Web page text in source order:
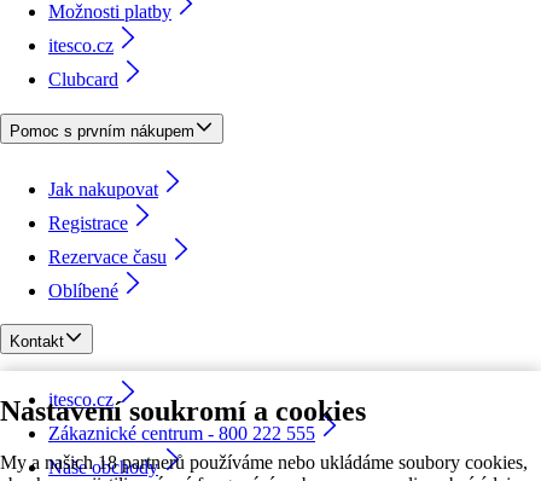
Nastavení soukromí a cookies
My a našich 18 partnerů používáme nebo ukládáme soubory cookies,
Možnosti platby
itesco.cz
Clubcard
Pomoc s prvním nákupem
Jak nakupovat
Registrace
Rezervace času
Oblíbené
Kontakt
itesco.cz
Zákaznické centrum - 800 222 555
Naše obchody